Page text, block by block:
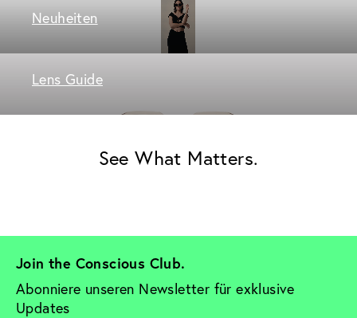
Neuheiten
Lens Guide
See What Matters.
Join the Conscious Club.
Abonniere unseren Newsletter für exklusive
Updates